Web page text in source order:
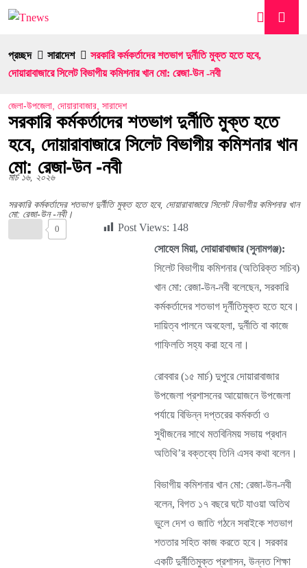
প্রচ্ছদ সারাদেশ
সরকারি কর্মকর্তাদের শতভাগ দুর্নীতি মুক্ত হতে হবে,
দোয়ারাবাজারে সিলেট বিভাগীয় কমিশনার খান মো: রেজা-উন -নবী
জেলা-উপজেলা দোয়ারাবাজার সারাদেশ
সরকারি কর্মকর্তাদের শতভাগ দুর্নীতি মুক্ত হতে
হবে, দোয়ারাবাজারে সিলেট বিভাগীয় কমিশনার খান
মো: রেজা-উন -নবী
মার্চ ১৬, ২০২৬
সরকারি কর্মকর্তাদের শতভাগ দুর্নীতি মুক্ত হতে হবে, দোয়ারাবাজারে সিলেট বিভাগীয় কমিশনার খান
মো: রেজা-উন -নবী।
0 Post Views: 148
সোহেল মিয়া, দোয়ারাবাজার (সুনামগঞ্জ):
সিলেট বিভাগীয় কমিশনার (অতিরিক্ত সচিব)
খান মো: রেজা-উন-নবী বলেছেন, সরকারি
কর্মকর্তাদের শতভাগ দূর্নীতিমুক্ত হতে হবে।
দায়িত্ব পালনে অবহেলা, দুর্নীতি বা কাজে
গাফিলতি সহ্য করা হবে না।
রোববার (১৫ মার্চ) দুপুরে দোয়ারাবাজার
উপজেলা প্রশাসনের আয়োজনে উপজেলা
পর্যায়ে বিভিন্ন দপ্তরের কর্মকর্তা ও
সুধীজনের সাথে মতবিনিময় সভায় প্রধান
অতিথি’র বক্তব্যে তিনি এসব কথা বলেন।
বিভাগীয় কমিশনার খান মো: রেজা-উন-নবী
বলেন, বিগত ১৭ বছরে ঘটে যাওয়া অতিথ
ভুলে দেশ ও জাতি গঠনে সবাইকে শতভাগ
শততার সহিত কাজ করতে হবে। সরকার
একটি দুর্নীতিমুক্ত প্রশাসন, উন্নত শিক্ষা